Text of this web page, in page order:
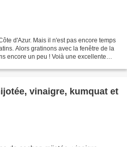
d'Azur. Mais il n'est pas encore temps
Alors gratinons avec la fenêtre de la
encore un peu ! Voià une excellente
vinaigre, kumquat et